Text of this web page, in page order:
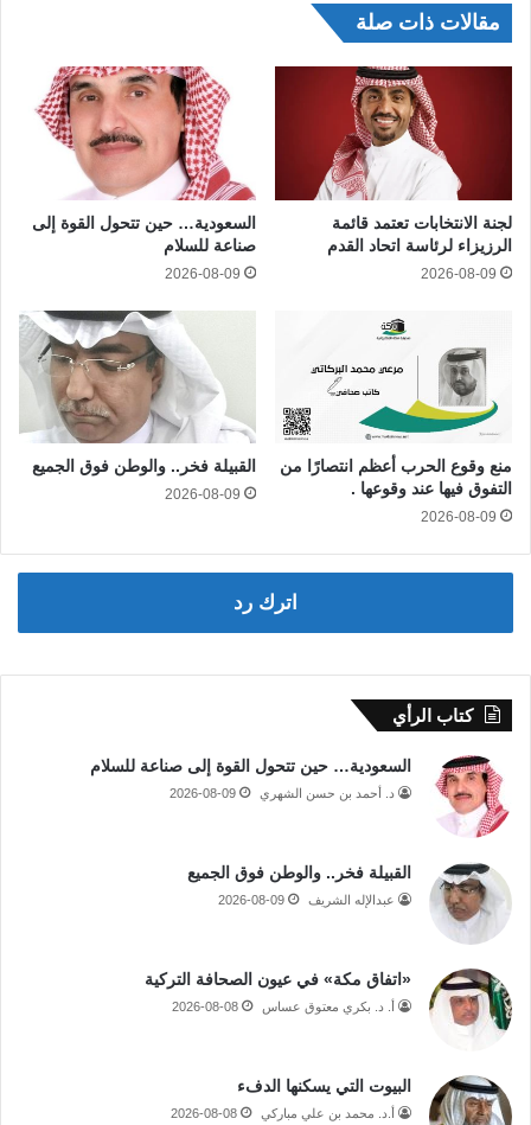
مقالات ذات صلة
لجنة الانتخابات تعتمد قائمة
الرزيزاء لرئاسة اتحاد القدم
2026-08-09
السعودية… حين تتحول القوة إلى
صناعة للسلام
2026-08-09
منع وقوع الحرب أعظم انتصارًا من
التفوق فيها عند وقوعها .
2026-08-09
القبيلة فخر.. والوطن فوق الجميع
2026-08-09
اترك رد
كتاب الرأي
السعودية… حين تتحول القوة إلى صناعة للسلام
د. أحمد بن حسن الشهري 2026-08-09
القبيلة فخر.. والوطن فوق الجميع
عبدالإله الشريف 2026-08-09
«اتفاق مكة» في عيون الصحافة التركية
أ. د. بكري معتوق عساس 2026-08-08
البيوت التي يسكنها الدفء
أ.د. محمد بن علي مباركي 2026-08-08